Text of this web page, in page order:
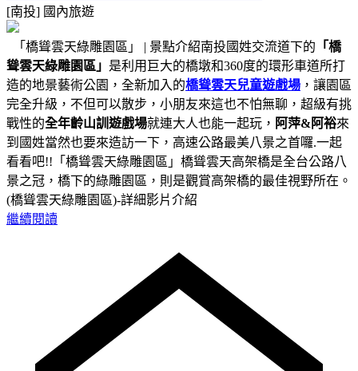
[南投] 國內旅遊
「橋聳雲天綠雕園區」 | 景點介紹南投國姓交流道下的 「橋
聳雲天綠雕園區」 是利用巨大的橋墩和360度的環形車道所打
造的地景藝術公園，全新加入的橋聳雲天兒童遊戲場 ，讓園區
完全升級，不但可以散步，小朋友來這也不怕無聊，超級有挑
戰性的全年齡山訓遊戲場就連大人也能一起玩， 阿萍&阿裕來
到國姓當然也要來造訪一下，高速公路最美八景之首囉.一起
看看吧!!「橋聳雲天綠雕園區」橋聳雲天高架橋是全台公路八
景之冠，橋下的綠雕園區，則是觀賞高架橋的最佳視野所在。
(橋聳雲天綠雕園區)-詳細影片介紹
繼續閱讀